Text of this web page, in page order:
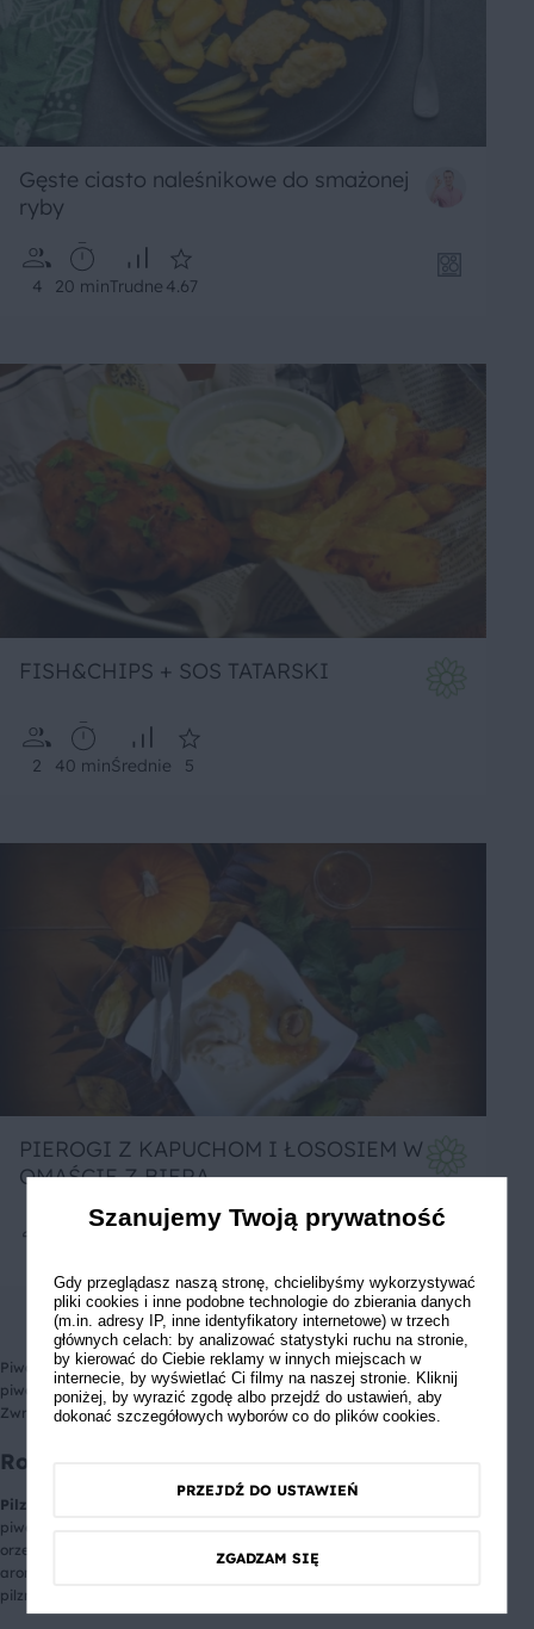
Gęste ciasto naleśnikowe do smażonej
ryby
4 20 minTrudne 4.67
FISH&CHIPS + SOS TATARSKI
2 40 minŚrednie 5
PIEROGI Z KAPUCHOM I ŁOSOSIEM W
OMAŚCIE Z BIERA
Piwa jasne w Polsce cieszą się znacznie większą popularnością niż
piwa ciemne. Schłodzone doskonale orzeźwiają i gaszą pragnienie.
Zwracają również uwagę swoim owocowym aro matem.
Rodzaje jasnego piwa
Pilzner (pils) –
piwem jasnym. Charakteryzuje się złotą barwą. Jest klarowne,
orzeźwiające, z wyczuwalną nutą chmielu oraz o kwiatowym
aromacie. Tradycyjnie do produkcji pilznera wykorzystuje się słód
pilzneński oraz żatecki chmiel.
Szanujemy Twoją prywatność
Gdy przeglądasz naszą stronę, chcielibyśmy wykorzystywać
pliki cookies i inne podobne technologie do zbierania danych
(m.in. adresy IP, inne identyfikatory internetowe) w trzech
głównych celach: by analizować statystyki ruchu na stronie,
by kierować do Ciebie reklamy w innych miejscach w
internecie, by wyświetlać Ci filmy na naszej stronie. Kliknij
poniżej, by wyrazić zgodę albo przejdź do ustawień, aby
dokonać szczegółowych wyborów co do plików cookies.
PRZEJDŹ DO USTAWIEŃ
ZGADZAM SIĘ